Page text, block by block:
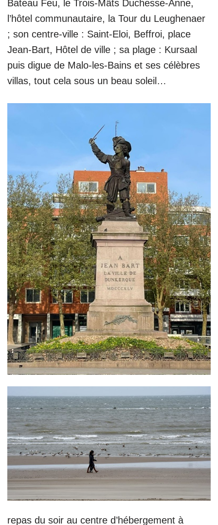
Bateau Feu, le Trois-Mâts Duchesse-Anne,
l’hôtel communautaire, la Tour du Leughenaer
; son centre-ville : Saint-Eloi, Beffroi, place
Jean-Bart, Hôtel de ville ; sa plage : Kursaal
puis digue de Malo-les-Bains et ses célèbres
villas, tout cela sous un beau soleil…
repas du soir au centre d’hébergement à